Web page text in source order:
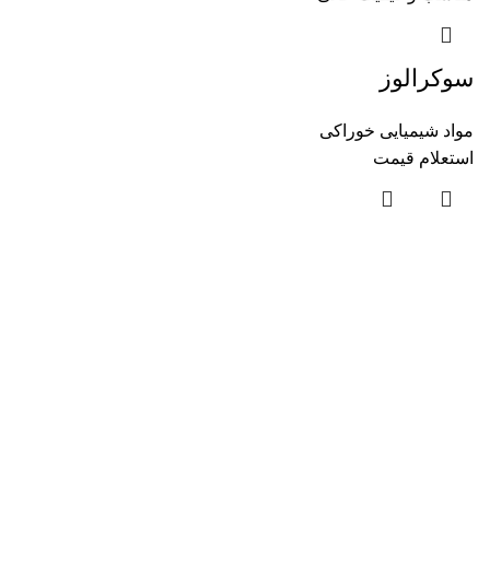
سوکرالوز
مواد شیمیایی خوراکی
استعلام قیمت